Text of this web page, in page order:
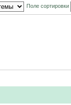
Поле сортировки